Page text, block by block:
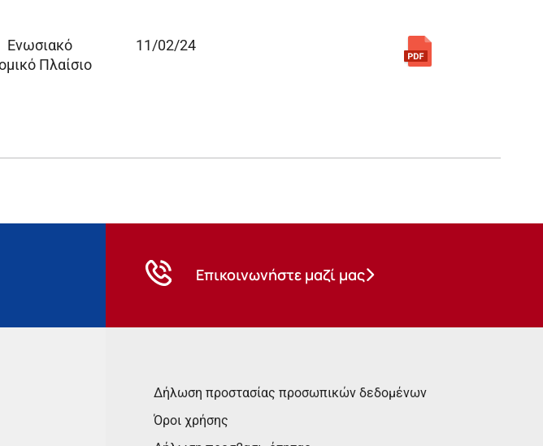
Ενωσιακό
Πλαίσιο
11/02/24
Επικοινωνήστε μαζί μας
Δήλωση προστασίας προσωπικών δεδομένων
Όροι χρήσης